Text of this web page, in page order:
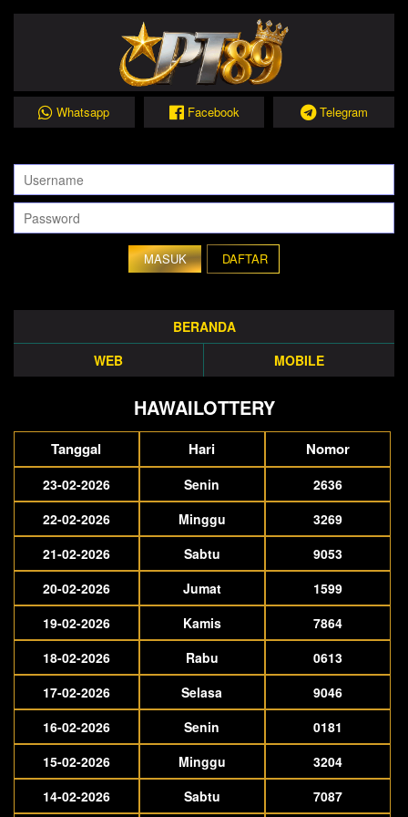
Whatsapp Facebook Telegram
DAFTAR
BERANDA
WEB
MOBILE
HAWAILOTTERY
Tanggal Hari Nomor
23-02-2026 Senin
2636
22-02-2026
Minggu
3269
21-02-2026
Sabtu
9053
20-02-2026
Jumat
1599
19-02-2026
Kamis
7864
18-02-2026
Rabu
0613
17-02-2026
Selasa
9046
16-02-2026
Senin
0181
15-02-2026
Minggu
3204
14-02-2026
Sabtu 7087